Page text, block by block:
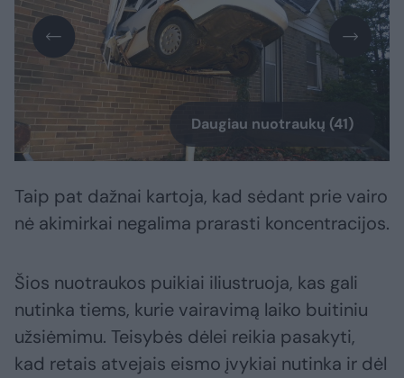
Daugiau nuotraukų (41)
Taip pat dažnai kartoja, kad sėdant prie vairo
nė akimirkai negalima prarasti koncentracijos.
Šios nuotraukos puikiai iliustruoja, kas gali
nutinka tiems, kurie vairavimą laiko buitiniu
užsiėmimu. Teisybės dėlei reikia pasakyti,
kad retais atvejais eismo įvykiai nutinka ir dėl